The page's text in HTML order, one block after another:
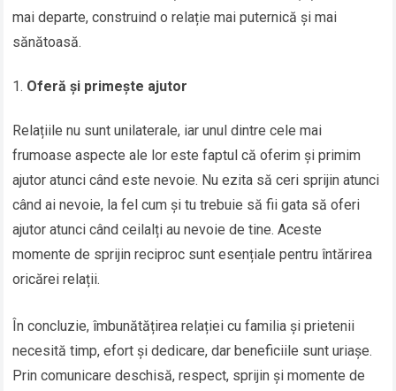
mai departe, construind o relație mai puternică și mai
sănătoasă.
Oferă și primește ajutor
Relațiile nu sunt unilaterale, iar unul dintre cele mai
frumoase aspecte ale lor este faptul că oferim și primim
ajutor atunci când este nevoie. Nu ezita să ceri sprijin atunci
când ai nevoie, la fel cum și tu trebuie să fii gata să oferi
ajutor atunci când ceilalți au nevoie de tine. Aceste
momente de sprijin reciproc sunt esențiale pentru întărirea
oricărei relații.
În concluzie, îmbunătățirea relației cu familia și prietenii
necesită timp, efort și dedicare, dar beneficiile sunt uriașe.
Prin comunicare deschisă, respect, sprijin și momente de